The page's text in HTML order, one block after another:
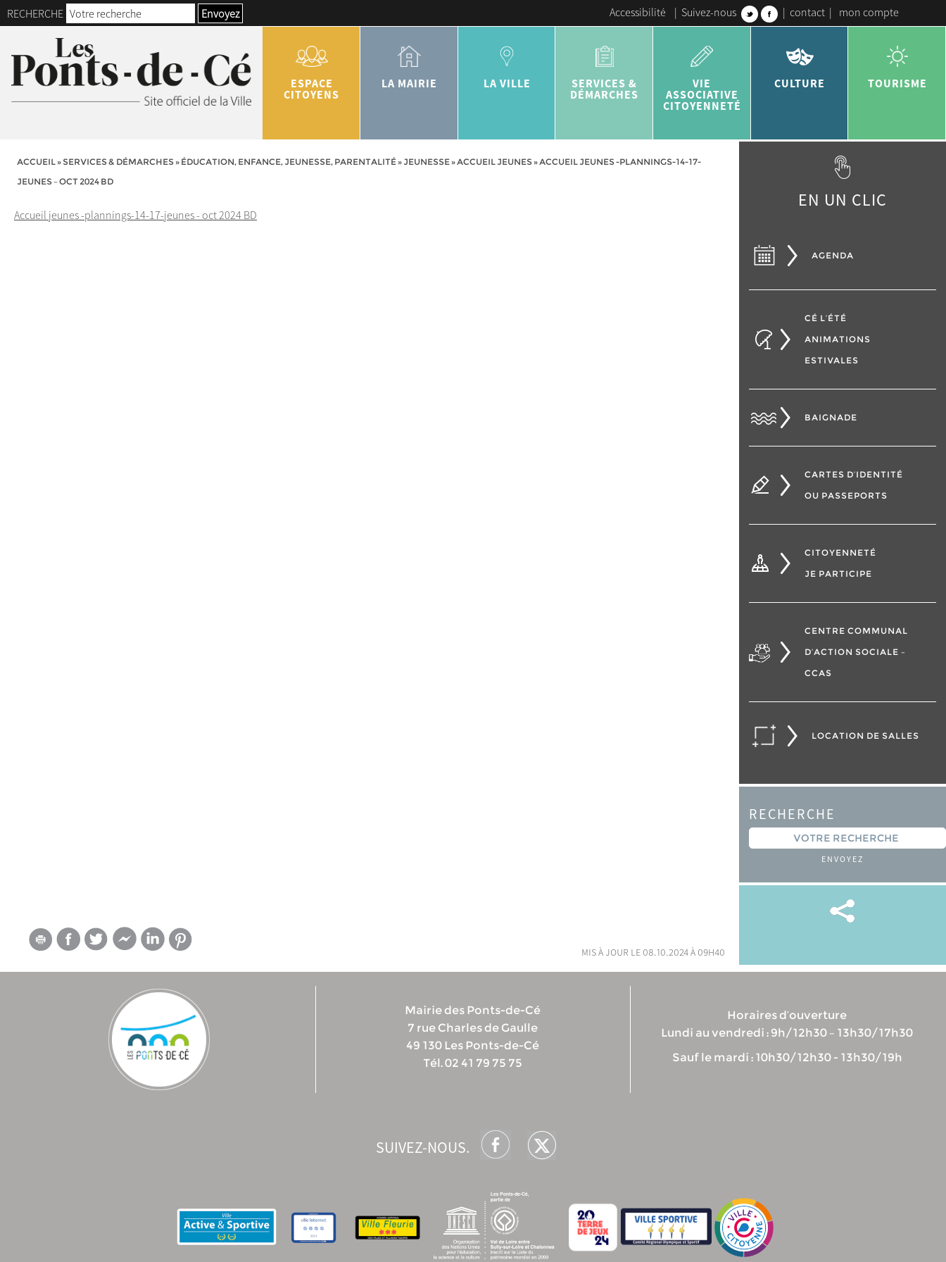
RECHERCHE Envoyez Accessibilité | Suivez-nous | contact | mon compte
ESPACE
CITOYENS
LA MAIRIE LA VILLE
SERVICES &
DÉMARCHES
VIE
ASSOCIATIVE
CITOYENNETÉ
CULTURE TOURISME
ACCUEIL» SERVICES & DÉMARCHES» ÉDUCATION, ENFANCE, JEUNESSE, PARENTALITÉ» JEUNESSE»ACCUEIL JEUNES»ACCUEIL JEUNES -PLANNINGS-14-17-
JEUNES – OCT 2024 BD
Accueil jeunes -plannings-14-17-jeunes - oct 2024 BD
mis à jour le 08.10.2024 à 09h40
EN UN CLIC
AGENDA
CÉ L’ÉTÉ
ANIMATIONS
ESTIVALES
BAIGNADE
CARTES D’IDENTITÉ
OU PASSEPORTS
CITOYENNETÉ
JE PARTICIPE
CENTRE COMMUNAL
D’ACTION SOCIALE –
CCAS
LOCATION DE SALLES
RECHERCHE
ENVOYEZ
Mairie des Ponts-de-Cé
7 rue Charles de Gaulle
49 130 Les Ponts-de-Cé
Tél. 02 41 79 75 75
Horaires d’ouverture
Lundi au vendredi : 9h/12h30 – 13h30/17h30
Sauf le mardi : 10h30/12h30 - 13h30/19h
SUIVEZ-NOUS.